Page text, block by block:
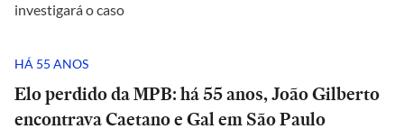
investigará o caso
HÁ 55 ANOS
Elo perdido da MPB: há 55 anos, João Gilberto
encontrava Caetano e Gal em São Paulo